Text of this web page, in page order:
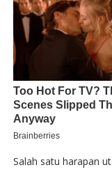
Salah satu harapan